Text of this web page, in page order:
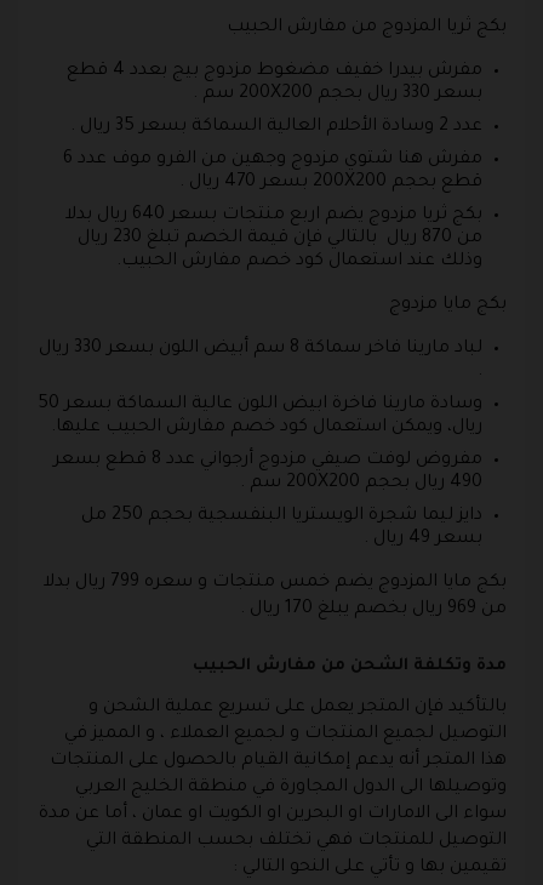
بكج ثريا المزدوج من مفارش الحبيب
مفرش بيدرا خفيف مضغوط مزدوج بيج بعدد 4 قطع
بسعر 330 ريال بحجم 200X200 سم .
عدد 2 وسادة الأحلام العالية السماكة بسعر 35 ريال .
مفرش هنا شتوي مزدوج وجهين من الفرو موف عدد 6
قطع بحجم 200X200 بسعر 470 ريال .
بكج ثريا مزدوج يضم اربع منتجات بسعر 640 ريال بدلا
من 870 ريال بالتالي فإن قيمة الخصم تبلغ 230 ريال
وذلك عند استعمال كود خصم مفارش الحبيب.
بكج مايا مزدوج
لباد مارينا فاخر سماكة 8 سم أبيض اللون بسعر 330 ريال
.
وسادة مارينا فاخرة ابيض اللون عالية السماكة بسعر 50
ريال، ويمكن استعمال كود خصم مفارش الحبيب عليها.
مفروض لوفت صيفي مزدوج أرجواني عدد 8 قطع بسعر
490 ريال بحجم 200X200 سم .
دايز ليما شجرة الويستريا البنفسجية بحجم 250 مل
بسعر 49 ريال .
بكج مايا المزدوج يضم خمس منتجات و سعره 799 ريال بدلا
من 969 ريال بخصم يبلغ 170 ريال .
مدة وتكلفة الشحن من مفارش الحبيب
بالتأكيد فإن المتجر يعمل على تسريع عملية الشحن و
التوصيل لجميع المنتجات و لجميع العملاء ، و المميز في
هذا المتجر أنه يدعم إمكانية القيام بالحصول على المنتجات
وتوصيلها الى الدول المجاورة في منطقة الخليج العربي
سواء الى الامارات او البحرين او الكويت او عمان ، أما عن مدة
التوصيل للمنتجات فهي تختلف بحسب المنطقة التي
تقيمين بها و تأتي على النحو التالي :